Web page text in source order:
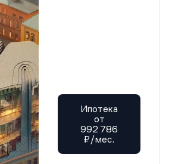
Ипотека
от
992 786
₽/мес.